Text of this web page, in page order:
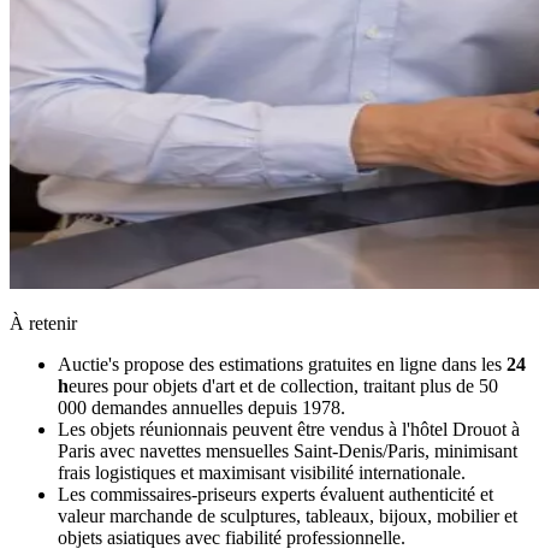
À retenir
Auctie's propose des estimations gratuites en ligne dans les 24
heures pour objets d'art et de collection, traitant plus de 50
000 demandes annuelles depuis 1978.
Les objets réunionnais peuvent être vendus à l'hôtel Drouot à
Paris avec navettes mensuelles Saint-Denis/Paris, minimisant
frais logistiques et maximisant visibilité internationale.
Les commissaires-priseurs experts évaluent authenticité et
valeur marchande de sculptures, tableaux, bijoux, mobilier et
objets asiatiques avec fiabilité professionnelle.